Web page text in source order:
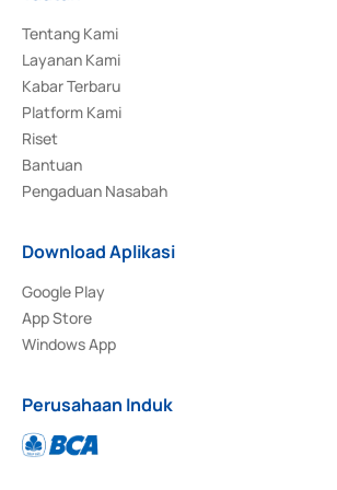
Tentang Kami
Layanan Kami
Kabar Terbaru
Platform Kami
Riset
Bantuan
Pengaduan Nasabah
Download Aplikasi
Google Play
App Store
Windows App
Perusahaan Induk